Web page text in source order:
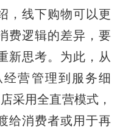
，线下购物可以更
费逻辑的差异，要
新思考。为此，从
营管理到服务细
采用全直营模式，
给消费者或用于再